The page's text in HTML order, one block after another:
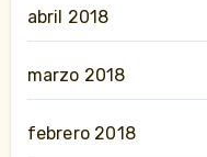
abril 2018
marzo 2018
febrero 2018